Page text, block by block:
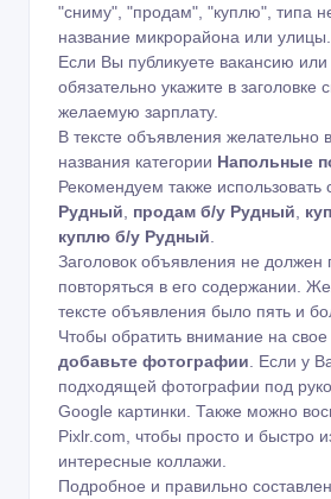
"сниму", "продам", "куплю", типа
название микрорайона или улицы.
Если Вы публикуете вакансию
обязательно укажите в заголовке
желаемую зарплату.
В тексте объявления желательно
названия категории Напольные
Рекомендуем также использовать
Рудный
продам б/у Рудный
куплю б/у Рудный
Заголовок объявления не должен
повторяться в его содержании.
тексте объявления было пять и
Чтобы обратить внимание на
добавьте фотографии . Если у
подходящей фотографии под
Google картинки . Также можно
Pixlr.com , чтобы просто и быстро
интересные коллажи.
Подробное и правильно